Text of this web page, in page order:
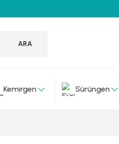
ARA
Kemirgen Sürüngen